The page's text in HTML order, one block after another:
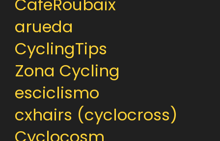
CafeRoubaix
arueda
CyclingTips
Zona Cycling
esciclismo
cxhairs (cyclocross)